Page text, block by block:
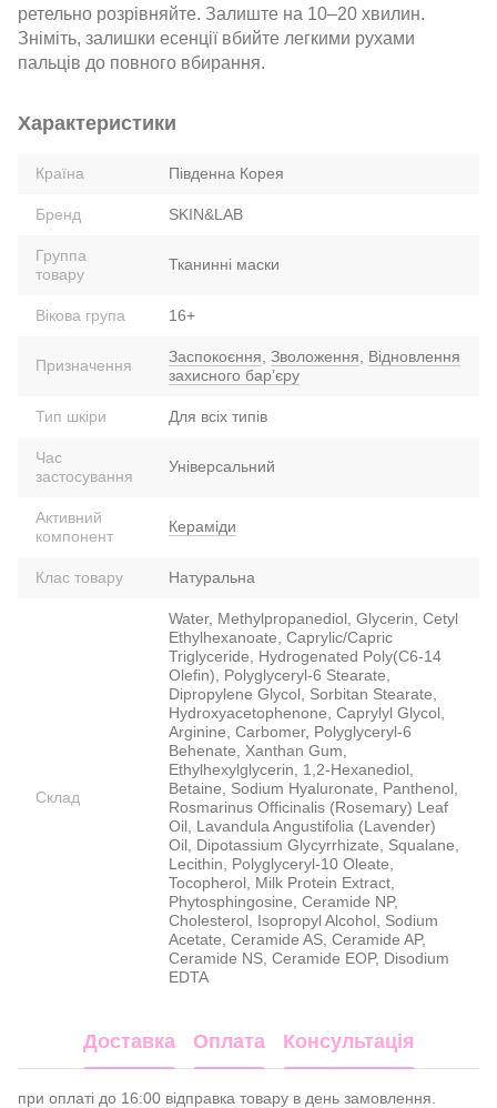
ретельно розрівняйте. Залиште на 10–20 хвилин.
Зніміть, залишки есенції вбийте легкими рухами
пальців до повного вбирання.
Характеристики
Країна Південна Корея
Бренд SKIN&LAB
Группа
товару
Тканинні маски
Вікова група 16+
Призначення Заспокоєння Зволоження
Відновлення
захисного барʼєру
Тип шкіри Для всіх типів
Час
застосування
Універсальний
Активний
компонент
Кераміди
Клас товару Натуральна
Склад
Water, Methylpropanediol, Glycerin, Cetyl
Ethylhexanoate, Caprylic/Capric
Triglyceride, Hydrogenated Poly(C6-14
Olefin), Polyglyceryl-6 Stearate,
Dipropylene Glycol, Sorbitan Stearate,
Hydroxyacetophenone, Caprylyl Glycol,
Arginine, Carbomer, Polyglyceryl-6
Behenate, Xanthan Gum,
Ethylhexylglycerin, 1,2-Hexanediol,
Betaine, Sodium Hyaluronate, Panthenol,
Rosmarinus Officinalis (Rosemary) Leaf
Oil, Lavandula Angustifolia (Lavender)
Oil, Dipotassium Glycyrrhizate, Squalane,
Lecithin, Polyglyceryl-10 Oleate,
Tocopherol, Milk Protein Extract,
Phytosphingosine, Ceramide NP,
Cholesterol, Isopropyl Alcohol, Sodium
Acetate, Ceramide AS, Ceramide AP,
Ceramide NS, Ceramide EOP, Disodium
EDTA
Доставка Оплата Консультація
при оплаті до 16:00 відправка товару в день замовлення.